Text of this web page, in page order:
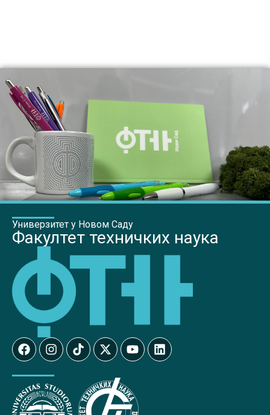
Универзитет у Новом Саду
Факултет техничких наука